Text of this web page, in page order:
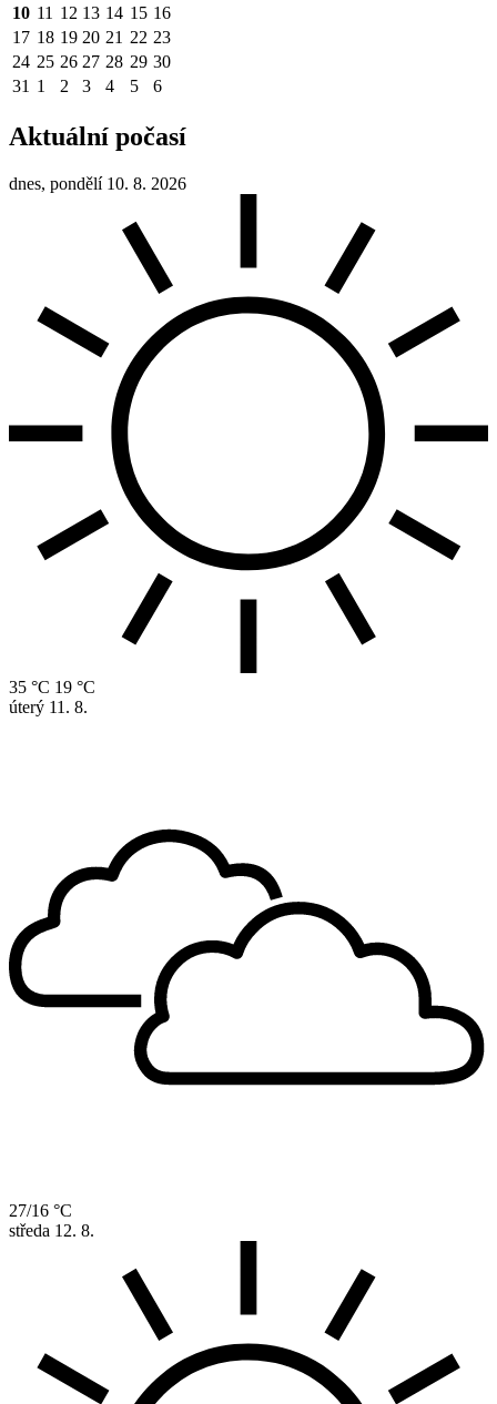
10 11 12 13 14 15 16
17 18 19 20 21 22 23
24 25 26 27 28 29 30
31 1 2 3 4 5 6
Aktuální počasí
dnes, pondělí 10. 8. 2026
35 °C 19 °C
úterý 11. 8.
27/16 °C
středa 12. 8.